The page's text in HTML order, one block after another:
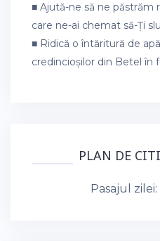
■ Ajută-ne să ne păstrăm
care ne-ai chemat să-Ți
■ Ridică o întăritură de
credincioșilor din Betel în
PLAN DE
Pasajul zilei: